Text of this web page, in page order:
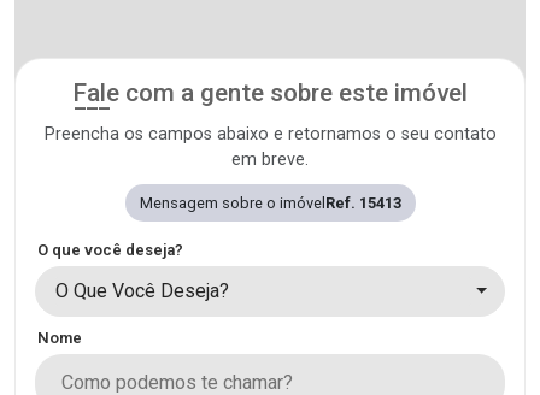
Fale com a gente sobre este imóvel
Preencha os campos abaixo e retornamos o seu contato
em breve.
Mensagem sobre o imóvelRef. 15413
O que você deseja?
O Que Você Deseja?
Nome